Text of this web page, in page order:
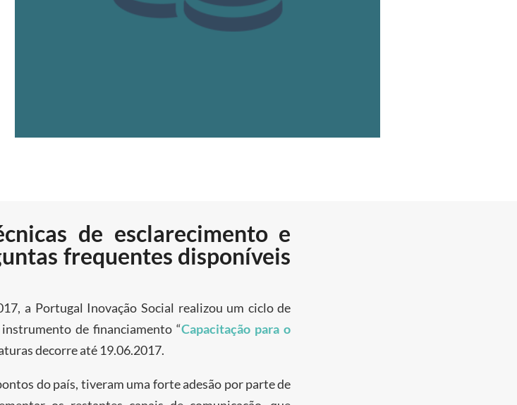
de esclarecimento e
frequentes disponíveis
a Portugal Inovação Social realizou um ciclo de
de financiamento “Capacitação para o
decorre até 19.06.2017.
do país, tiveram uma forte adesão por parte de